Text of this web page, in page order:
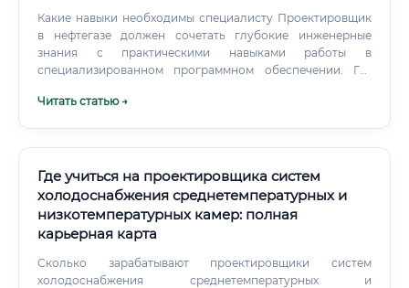
Какие навыки необходимы специалисту Проектировщик
в нефтегазе должен сочетать глубокие инженерные
знания с практическими навыками работы в
специализированном программном обеспечении. Где
специалистов данного профиля огромен — особенно в
Читать статью →
Где учиться на проектировщика систем
холодоснабжения среднетемпературных и
низкотемпературных камер: полная
карьерная карта
Сколько зарабатывают проектировщики систем
холодоснабжения среднетемпературных и